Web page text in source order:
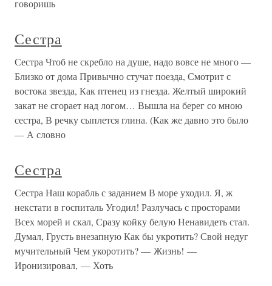
говоришь
Сестра
Сестра Чтоб не скребло на душе, надо вовсе не много —
Близко от дома Привычно стучат поезда, Смотрит с
востока звезда, Как птенец из гнезда. Желтый широкий
закат не сгорает над логом… Вышла на берег со мною
сестра, В речку сыплется глина. (Как же давно это было
— А словно
Сестра
Сестра Наш корабль с заданием В море уходил. Я, ж
некстати в госпиталь Угодил! Разлучась с просторами
Всех морей и скал, Сразу койку белую Ненавидеть стал.
Думал, Грусть внезапную Как бы укротить? Свой недуг
мучительный Чем укоротить? — Жизнь! —
Иронизировал, — Хоть